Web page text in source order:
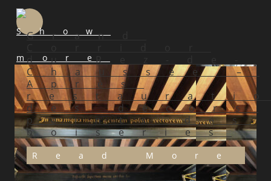
Grand
du Rez-de-
Chaussée –
Après
des décors
peints des
boiseries
Read More